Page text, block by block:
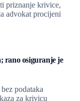
priznanje krivice,
advokat procijeni
rano osiguranje je
podataka
za krivicu